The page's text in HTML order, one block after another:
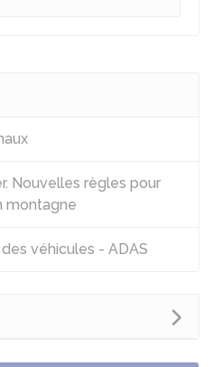
Nouvelles règles pour
montagne
véhicules - ADAS